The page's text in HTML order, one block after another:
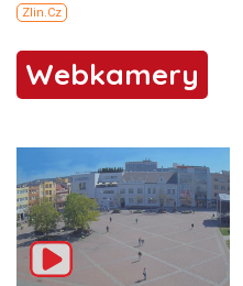
Webkamery